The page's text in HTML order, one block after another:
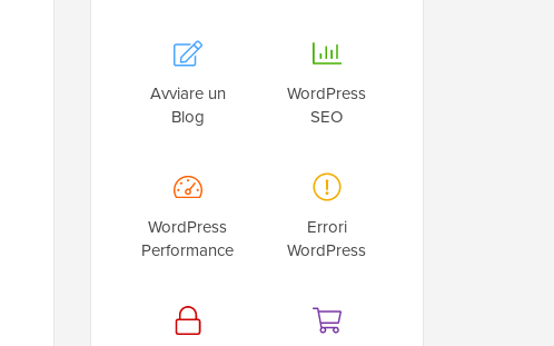
Avviare un
Blog
WordPress
SEO
WordPress
Performance
Errori
WordPress